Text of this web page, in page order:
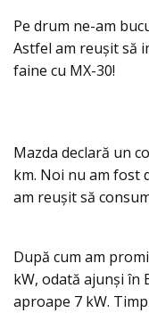
Pe drum ne-am
Astfel am reușit să
faine cu MX-30!
Mazda declară un
km. Noi nu am fost
am reușit să
După cum am
kW, odată ajunși în
aproape 7 kW.